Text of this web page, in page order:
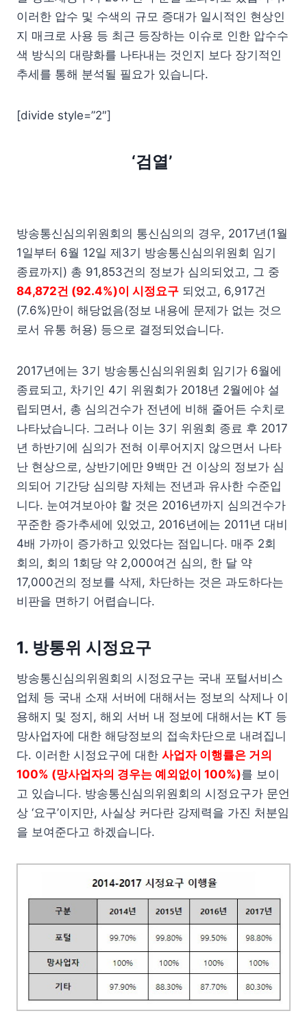
이러한 압수 및 수색의 규모 증대가 일시적인 현상인
지 매크로 사용 등 최근 등장하는 이슈로 인한 압수수
색 방식의 대량화를 나타내는 것인지 보다 장기적인
추세를 통해 분석될 필요가 있습니다.
[divide style=”2″]
‘검열’
방송통신심의위원회의 통신심의의 경우, 2017년(1월
1일부터 6월 12일 제3기 방송통신심의위원회 임기
종료까지) 총 91,853건의 정보가 심의되었고, 그 중
84,872건 (92.4%)이 시정요구 되었고, 6,917건
(7.6%)만이 해당없음(정보 내용에 문제가 없는 것으
로서 유통 허용) 등으로 결정되었습니다.
2017년에는 3기 방송통신심의위원회 임기가 6월에
종료되고, 차기인 4기 위원회가 2018년 2월에야 설
립되면서, 총 심의건수가 전년에 비해 줄어든 수치로
나타났습니다. 그러나 이는 3기 위원회 종료 후 2017
년 하반기에 심의가 전혀 이루어지지 않으면서 나타
난 현상으로, 상반기에만 9백만 건 이상의 정보가 심
의되어 기간당 심의량 자체는 전년과 유사한 수준입
니다. 눈여겨보아야 할 것은 2016년까지 심의건수가
꾸준한 증가추세에 있었고, 2016년에는 2011년 대비
4배 가까이 증가하고 있었다는 점입니다. 매주 2회
회의, 회의 1회당 약 2,000여건 심의, 한 달 약
17,000건의 정보를 삭제, 차단하는 것은 과도하다는
비판을 면하기 어렵습니다.
1. 방통위 시정요구
방송통신심의위원회의 시정요구는 국내 포털서비스
업체 등 국내 소재 서버에 대해서는 정보의 삭제나 이
용해지 및 정지, 해외 서버 내 정보에 대해서는 KT 등
망사업자에 대한 해당정보의 접속차단으로 내려집니
다. 이러한 시정요구에 대한 사업자 이행률은 거의
100% (망사업자의 경우는 예외없이 100%)를 보이
고 있습니다. 방송통신심의위원회의 시정요구가 문언
상 ‘요구’이지만, 사실상 커다란 강제력을 가진 처분임
을 보여준다고 하겠습니다.